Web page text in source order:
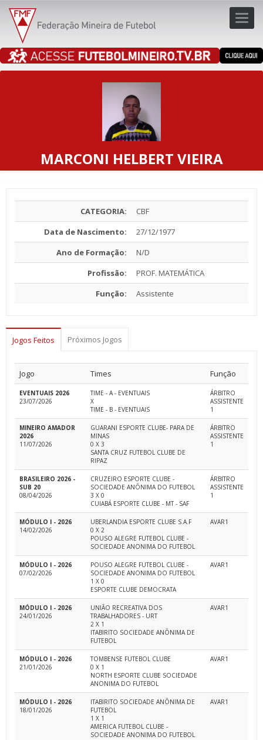
MARCONI HELBERT VIEIRA
CATEGORIA:
CBF
Data de Nascimento:
27/12/1977
Ano de Formação:
N/D
Profissão:
PROF. MATEMÁTICA
Função:
Assistente
Jogos Feitos Próximos Jogos
Jogo Times Função
EVENTUAIS 2026
23/07/2026
TIME - A - EVENTUAIS
X
TIME - B - EVENTUAIS
ÁRBITRO
ASSISTENTE
1
MINEIRO AMADOR
2026
11/07/2026
GUARANI ESPORTE CLUBE- PARA DE
MINAS
0 X 3
SANTA CRUZ FUTEBOL CLUBE DE
RIPAZ
ÁRBITRO
ASSISTENTE
1
BRASILEIRO 2026 -
SUB 20
08/04/2026
CRUZEIRO ESPORTE CLUBE -
SOCIEDADE ANÔNIMA DO FUTEBOL
3 X 0
CUIABÁ ESPORTE CLUBE - MT - SAF
ÁRBITRO
ASSISTENTE
1
MÓDULO I - 2026
14/02/2026
UBERLANDIA ESPORTE CLUBE S.A.F
0 X 2
POUSO ALEGRE FUTEBOL CLUBE -
SOCIEDADE ANONIMA DO FUTEBOL
AVAR1
MÓDULO I - 2026
07/02/2026
POUSO ALEGRE FUTEBOL CLUBE -
SOCIEDADE ANONIMA DO FUTEBOL
1 X 0
ESPORTE CLUBE DEMOCRATA
AVAR1
MÓDULO I - 2026
24/01/2026
UNIÃO RECREATIVA DOS
TRABALHADORES - URT
2 X 1
ITABIRITO SOCIEDADE ANÔNIMA DE
FUTEBOL
AVAR1
MÓDULO I - 2026
21/01/2026
TOMBENSE FUTEBOL CLUBE
0 X 1
NORTH ESPORTE CLUBE SOCIEDADE
ANONIMA DO FUTEBOL
AVAR1
MÓDULO I - 2026
18/01/2026
ITABIRITO SOCIEDADE ANÔNIMA DE
FUTEBOL
1 X 1
AMERICA FUTEBOL CLUBE -
SOCIEDADE ANONIMA DO FUTEBOL
AVAR1